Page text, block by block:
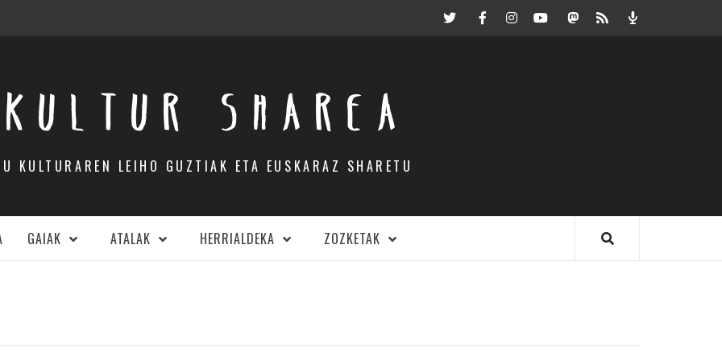
TwitterFacebookInstagramYoutubeMastodon.eus
RSS Podcast
KULTUR SHAREA
KULTURAREN LEIHO GUZTIAK ETA EUSKARAZ SHARETU
GAIAK ATALAK HERRIALDEKA ZOZKETAK